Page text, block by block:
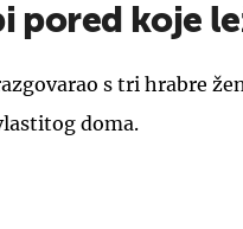
pored koje
s tri hrabre
doma.